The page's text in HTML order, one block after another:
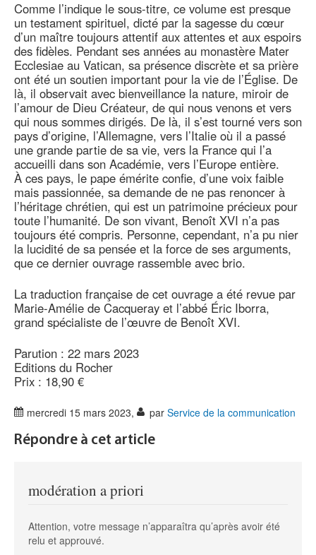
Comme l’indique le sous-titre, ce volume est presque
un testament spirituel, dicté par la sagesse du cœur
d’un maître toujours attentif aux attentes et aux espoirs
des fidèles. Pendant ses années au monastère Mater
Ecclesiae au Vatican, sa présence discrète et sa prière
ont été un soutien important pour la vie de l’Église. De
là, il observait avec bienveillance la nature, miroir de
l’amour de Dieu Créateur, de qui nous venons et vers
qui nous sommes dirigés. De là, il s’est tourné vers son
pays d’origine, l’Allemagne, vers l’Italie où il a passé
une grande partie de sa vie, vers la France qui l’a
accueilli dans son Académie, vers l’Europe entière.
À ces pays, le pape émérite confie, d’une voix faible
mais passionnée, sa demande de ne pas renoncer à
l’héritage chrétien, qui est un patrimoine précieux pour
toute l’humanité. De son vivant, Benoît XVI n’a pas
toujours été compris. Personne, cependant, n’a pu nier
la lucidité de sa pensée et la force de ses arguments,
que ce dernier ouvrage rassemble avec brio.
La traduction française de cet ouvrage a été revue par
Marie-Amélie de Cacqueray et l’abbé Éric Iborra,
grand spécialiste de l’œuvre de Benoît XVI.
Parution : 22 mars 2023
Editions du Rocher
Prix : 18,90 €
mercredi 15 mars 2023, par Service de la communication
Répondre à cet article
modération a priori
Attention, votre message n’apparaîtra qu’après avoir été
relu et approuvé.